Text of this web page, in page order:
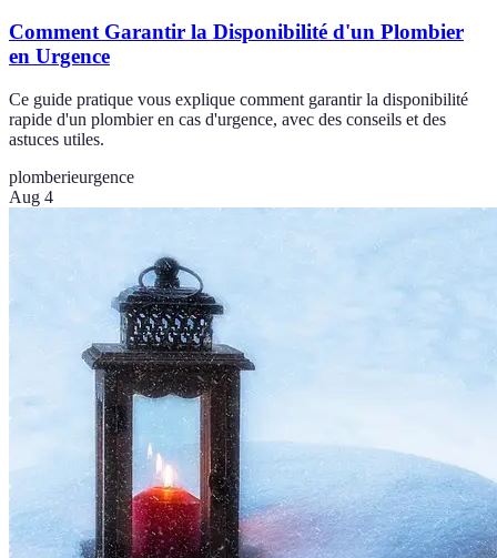
Comment Garantir la Disponibilité d'un Plombier
en Urgence
Ce guide pratique vous explique comment garantir la disponibilité
rapide d'un plombier en cas d'urgence, avec des conseils et des
astuces utiles.
plomberieurgence
Aug 4